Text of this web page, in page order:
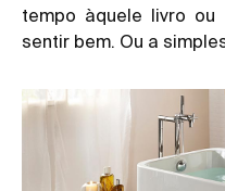
tempo àquele livro ou
sentir bem. Ou a